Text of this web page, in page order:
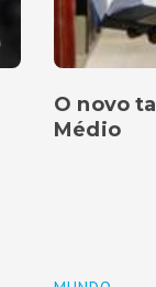
O novo
Médio